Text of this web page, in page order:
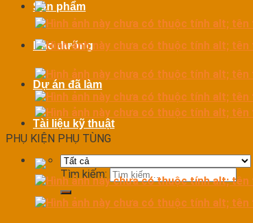
Sản phẩm
Bảo dưỡng
Dự án đã làm
Tài liệu kỹ thuật
Tìm kiếm:
PHỤ KIỆN PHỤ TÙNG